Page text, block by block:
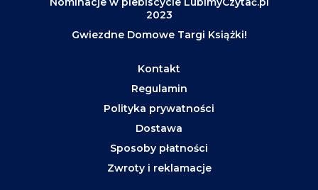
2023
Gwiezdne Domowe Targi Książki!
Kontakt
Regulamin
Polityka prywatności
Dostawa
Sposoby płatności
Zwroty i reklamacje